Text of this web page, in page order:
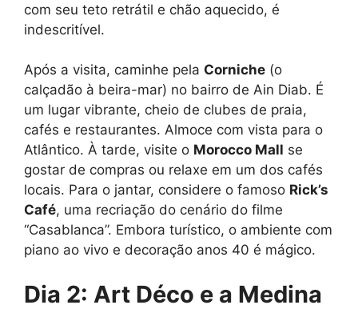
com seu teto retrátil e chão aquecido, é
indescritível.
Após a visita, caminhe pela Corniche (o
calçadão à beira-mar) no bairro de Ain Diab. É
um lugar vibrante, cheio de clubes de praia,
cafés e restaurantes. Almoce com vista para o
Atlântico. À tarde, visite o Morocco Mall se
gostar de compras ou relaxe em um dos cafés
locais. Para o jantar, considere o famoso Rick’s
Café, uma recriação do cenário do filme
“Casablanca”. Embora turístico, o ambiente com
piano ao vivo e decoração anos 40 é mágico.
Dia 2: Art Déco e a Medina